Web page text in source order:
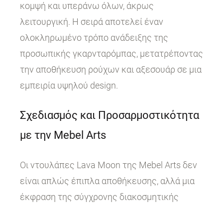
κομψή και υπεράνω όλων, άκρως
λειτουργική. Η σειρά αποτελεί έναν
ολοκληρωμένο τρόπο ανάδειξης της
προσωπικής γκαρνταρόμπας, μετατρέποντας
την αποθήκευση ρούχων και αξεσουάρ σε μια
εμπειρία υψηλού design.
Σχεδιασμός και Προσαρμοστικότητα
με την Mebel Arts
Οι ντουλάπες Lava Moon της Mebel Arts δεν
είναι απλώς έπιπλα αποθήκευσης, αλλά μια
έκφραση της σύγχρονης διακοσμητικής